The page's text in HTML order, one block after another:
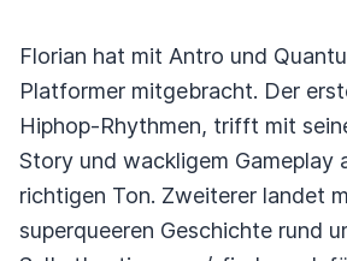
Florian hat mit Antro und
Platformer mitgebracht. Der
Hiphop-Rhythmen, trifft mit
Story und wackligem Gameplay
richtigen Ton. Zweiterer landet
superqueeren Geschichte rund